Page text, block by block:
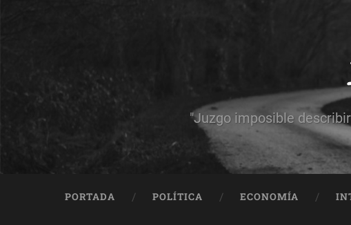
"Juzgo imposible
PORTADA POLÍTICA ECONOMÍA